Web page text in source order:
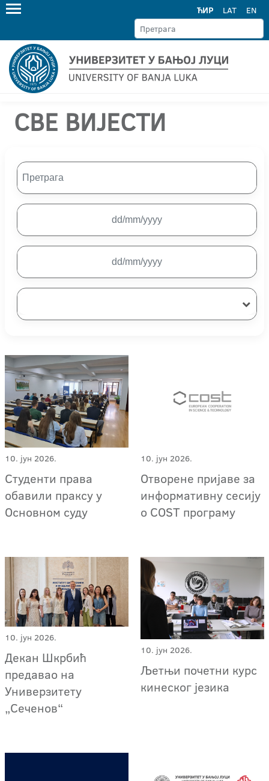
ЋИР LAT EN
СВЕ ВИЈЕСТИ
10. јун 2026.
Студенти права
обавили праксу у
Основном суду
10. јун 2026.
Отворене пријаве за
информативну сесију
о COST програму
10. јун 2026.
Декан Шкрбић
предавао на
Универзитету
„Сеченов“
10. јун 2026.
Љетњи почетни курс
кинеског језика